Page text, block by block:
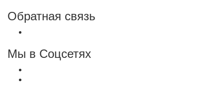
Обратная связь
Мы в Соцсетях